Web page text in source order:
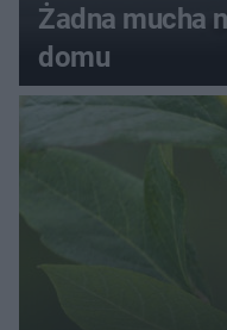
Żadna mucha
domu